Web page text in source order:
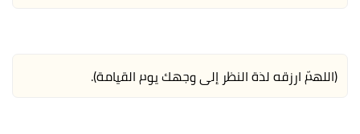
(اللهمّ ارزقه لذة النظر إلى وجهك يوم القيامة).